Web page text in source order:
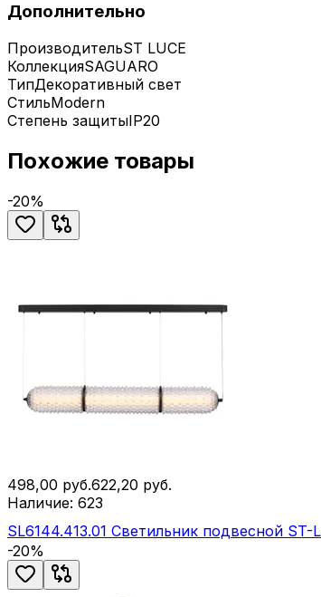
Дополнительно
ПроизводительST LUCE
КоллекцияSAGUARO
ТипДекоративный свет
СтильModern
Степень защитыIP20
Похожие товары
-20%
498,00 руб.622,20 руб.
Наличие: 623
SL6144.413.01 Светильник подвесной
-20%